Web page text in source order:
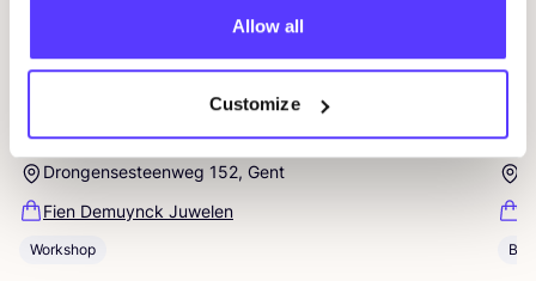
Allow all
Customize
Workshop: Maak Je Eigen Trouwringen
Drongensesteenweg 152, Gent
Fien Demuynck Juwelen
Workshop